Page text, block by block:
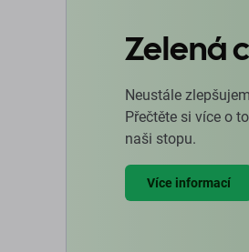
Zelená
Neustále
Přečtěte si více o
naši stopu.
Více informací